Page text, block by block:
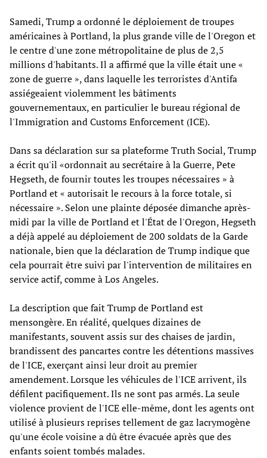
Samedi, Trump a ordonné le déploiement de troupes
américaines à Portland, la plus grande ville de l'Oregon et
le centre d'une zone métropolitaine de plus de 2,5
millions d'habitants. Il a affirmé que la ville était une «
zone de guerre », dans laquelle les terroristes d'Antifa
assiégeaient violemment les bâtiments
gouvernementaux, en particulier le bureau régional de
l'Immigration and Customs Enforcement (ICE).
Dans sa déclaration sur sa plateforme Truth Social, Trump
a écrit qu'il «ordonnait au secrétaire à la Guerre, Pete
Hegseth, de fournir toutes les troupes nécessaires » à
Portland et « autorisait le recours à la force totale, si
nécessaire ». Selon une plainte déposée dimanche après-
midi par la ville de Portland et l'État de l'Oregon, Hegseth
a déjà appelé au déploiement de 200 soldats de la Garde
nationale, bien que la déclaration de Trump indique que
cela pourrait être suivi par l'intervention de militaires en
service actif, comme à Los Angeles.
La description que fait Trump de Portland est
mensongère. En réalité, quelques dizaines de
manifestants, souvent assis sur des chaises de jardin,
brandissent des pancartes contre les détentions massives
de l'ICE, exerçant ainsi leur droit au premier
amendement. Lorsque les véhicules de l'ICE arrivent, ils
défilent pacifiquement. Ils ne sont pas armés. La seule
violence provient de l'ICE elle-même, dont les agents ont
utilisé à plusieurs reprises tellement de gaz lacrymogène
qu'une école voisine a dû être évacuée après que des
enfants soient tombés malades.